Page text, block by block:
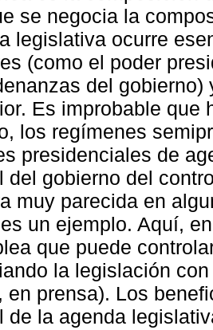
se negocia la
legislativa ocurre
(como el poder
del
Es improbable que
los regímenes
presidenciales de
del gobierno del
muy parecida en
un ejemplo. Aquí,
que puede
la legislación
en prensa). Los
de la agenda